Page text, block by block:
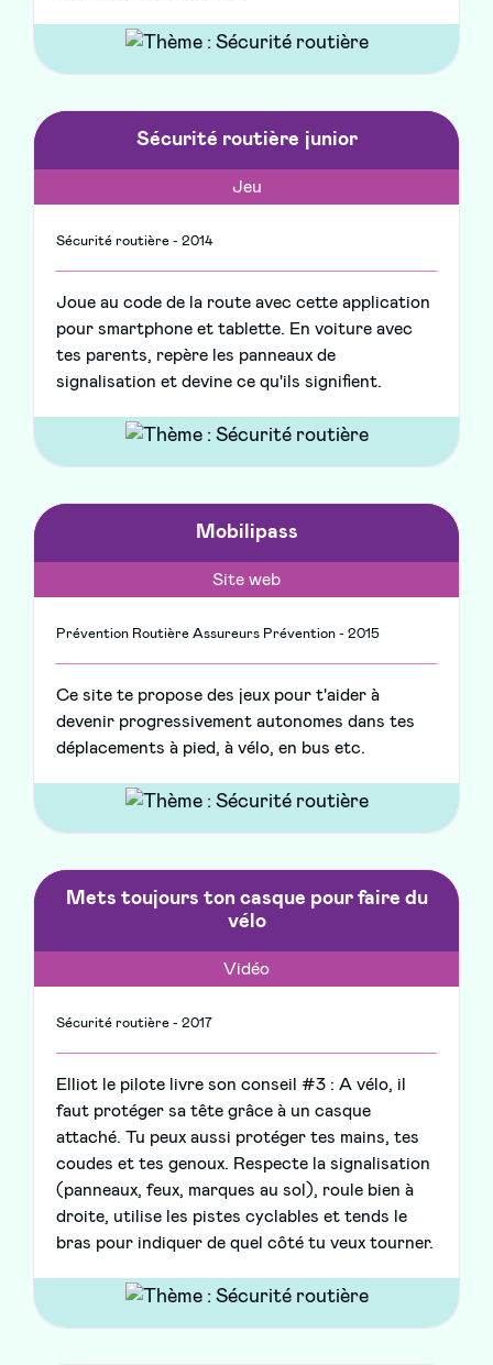
Sécurité routière junior
Jeu
Sécurité routière - 2014
Joue au code de la route avec cette application
pour smartphone et tablette. En voiture avec
tes parents, repère les panneaux de
signalisation et devine ce qu'ils signifient.
Mobilipass
Site web
Prévention Routière Assureurs Prévention - 2015
Ce site te propose des jeux pour t'aider à
devenir progressivement autonomes dans tes
déplacements à pied, à vélo, en bus etc.
Mets toujours ton casque pour faire du
vélo
Vidéo
Sécurité routière - 2017
Elliot le pilote livre son conseil #3 : A vélo, il
faut protéger sa tête grâce à un casque
attaché. Tu peux aussi protéger tes mains, tes
coudes et tes genoux. Respecte la signalisation
(panneaux, feux, marques au sol), roule bien à
droite, utilise les pistes cyclables et tends le
bras pour indiquer de quel côté tu veux tourner.